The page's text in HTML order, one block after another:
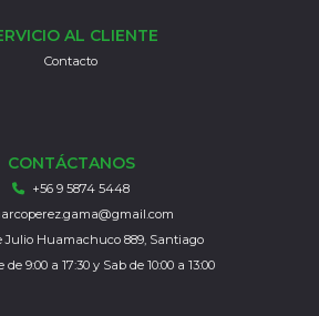
AL CLIENTE
Contacto
CONTÁCTANOS
+56 9 5874 5448
Julio Huamachuco 889, Santiago
9:00 a 17:30 y Sab de 10:00 a 13:00